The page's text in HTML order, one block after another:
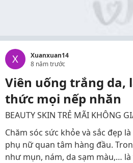
X
Xuanxuan14
8 năm trước
Viên uống trắng da,
thức mọi nếp nhăn
BEAUTY SKIN TRẺ MÃI KHÔNG
Chăm sóc sức khỏe và sắc đẹp
phụ nữ quan tâm hàng đầu.
như mụn, nám, da sạm màu,… là